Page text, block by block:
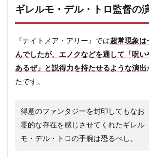
ギレルモ・デル・トロ監督の
『ナイトメア・アリー』では超常現象は
んでしたが、エノクなどを通して「呪
あるぜ」と説得力を持たせるような演出
たです。
得意のファンタジーを封印してもなお
霊的な存在を感じさせてくれたギレル
モ・デル・トロの手腕は恐るべし。